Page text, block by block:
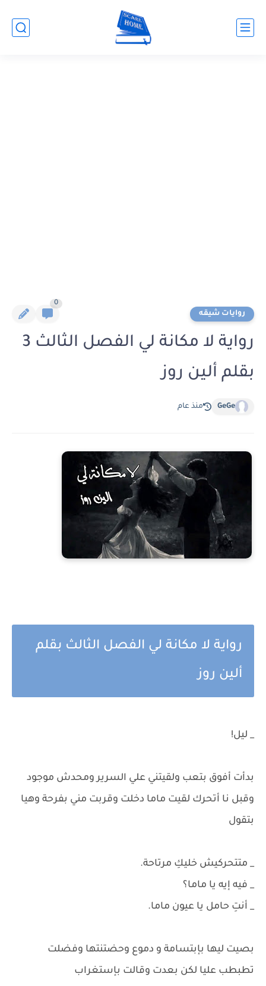
روايات شيقه
0
رواية لا مكانة لي الفصل الثالث 3
بقلم ألين روز
GeGe منذ عام
رواية لا مكانة لي الفصل الثالث بقلم
ألين روز
_ ليل!
بدأت أفوق بتعب ولقيتني علي السرير ومحدش موجود
وقبل نا أتحرك لقيت ماما دخلت وقربت مني بفرحة وهيا
بتقول
_ متتحركيش خليكِ مرتاحة.
_ فيه إيه يا ماما؟
_ أنتِ حامل يا عيون ماما.
بصيت ليها بإبتسامة و دموع وحضتنتها وفضلت
تطبطب عليا لكن بعدت وقالت بإستغراب